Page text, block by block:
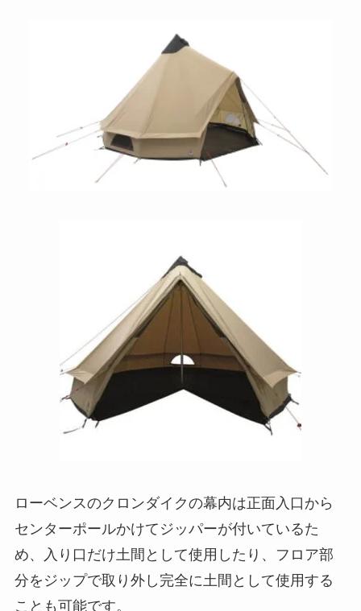
ローベンスのクロンダイクの幕内は正面入口から
センターポールかけてジッパーが付いているた
め、入り口だけ土間として使用したり、フロア部
分をジップで取り外し完全に土間として使用する
ことも可能です。